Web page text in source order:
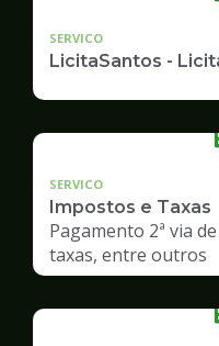
SERVICO
LicitaSantos -
SERVICO
Impostos e Taxas
Pagamento 2ª via
taxas, entre outros